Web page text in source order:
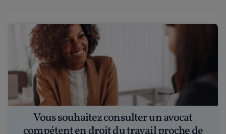
Vous souhaitez consulter un avocat